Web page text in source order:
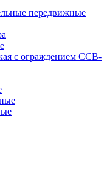
передвижные
с ограждением ССВ-